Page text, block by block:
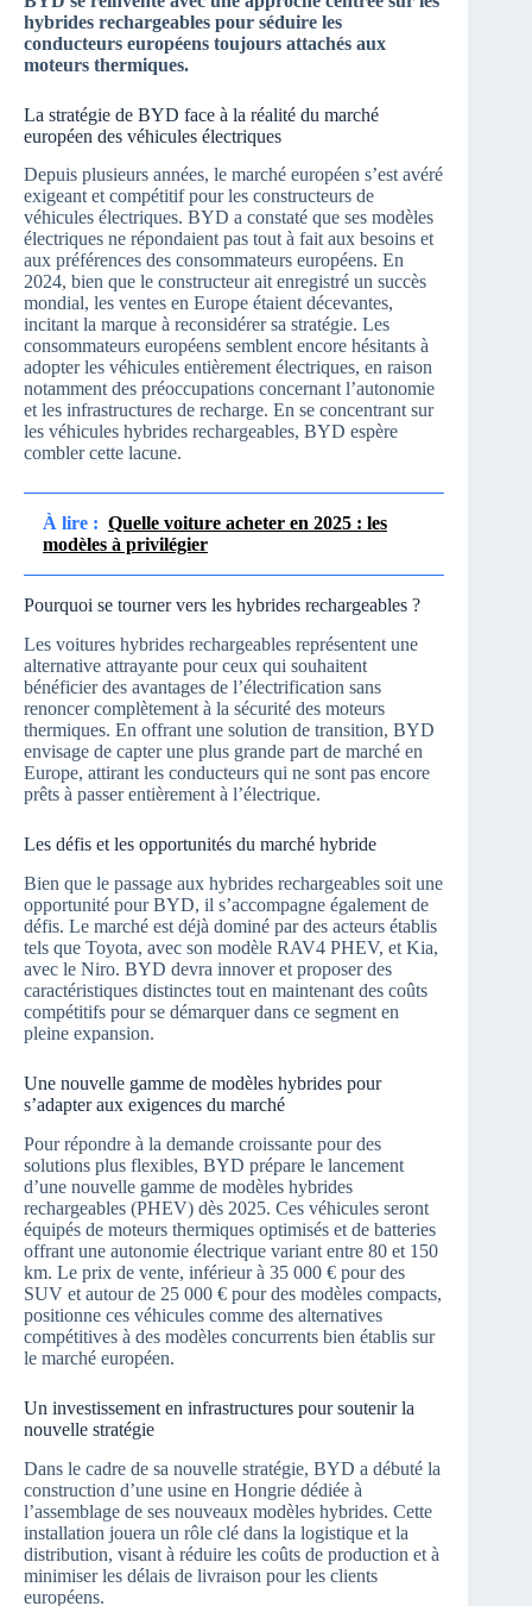
hybrides rechargeables pour séduire les
conducteurs européens toujours attachés aux
moteurs thermiques.
La stratégie de BYD face à la réalité du marché
européen des véhicules électriques
Depuis plusieurs années, le marché européen s’est avéré
exigeant et compétitif pour les constructeurs de
véhicules électriques. BYD a constaté que ses modèles
électriques ne répondaient pas tout à fait aux besoins et
aux préférences des consommateurs européens. En
2024, bien que le constructeur ait enregistré un succès
mondial, les ventes en Europe étaient décevantes,
incitant la marque à reconsidérer sa stratégie. Les
consommateurs européens semblent encore hésitants à
adopter les véhicules entièrement électriques, en raison
notamment des préoccupations concernant l’autonomie
et les infrastructures de recharge. En se concentrant sur
les véhicules hybrides rechargeables, BYD espère
combler cette lacune.
À lire : Quelle voiture acheter en 2025 : les
modèles à privilégier
Pourquoi se tourner vers les hybrides rechargeables ?
Les voitures hybrides rechargeables représentent une
alternative attrayante pour ceux qui souhaitent
bénéficier des avantages de l’électrification sans
renoncer complètement à la sécurité des moteurs
thermiques. En offrant une solution de transition, BYD
envisage de capter une plus grande part de marché en
Europe, attirant les conducteurs qui ne sont pas encore
prêts à passer entièrement à l’électrique.
Les défis et les opportunités du marché hybride
Bien que le passage aux hybrides rechargeables soit une
opportunité pour BYD, il s’accompagne également de
défis. Le marché est déjà dominé par des acteurs établis
tels que Toyota, avec son modèle RAV4 PHEV, et Kia,
avec le Niro. BYD devra innover et proposer des
caractéristiques distinctes tout en maintenant des coûts
compétitifs pour se démarquer dans ce segment en
pleine expansion.
Une nouvelle gamme de modèles hybrides pour
s’adapter aux exigences du marché
Pour répondre à la demande croissante pour des
solutions plus flexibles, BYD prépare le lancement
d’une nouvelle gamme de modèles hybrides
rechargeables (PHEV) dès 2025. Ces véhicules seront
équipés de moteurs thermiques optimisés et de batteries
offrant une autonomie électrique variant entre 80 et 150
km. Le prix de vente, inférieur à 35 000 € pour des
SUV et autour de 25 000 € pour des modèles compacts,
positionne ces véhicules comme des alternatives
compétitives à des modèles concurrents bien établis sur
le marché européen.
Un investissement en infrastructures pour soutenir la
nouvelle stratégie
Dans le cadre de sa nouvelle stratégie, BYD a débuté la
construction d’une usine en Hongrie dédiée à
l’assemblage de ses nouveaux modèles hybrides. Cette
installation jouera un rôle clé dans la logistique et la
distribution, visant à réduire les coûts de production et à
minimiser les délais de livraison pour les clients
européens.